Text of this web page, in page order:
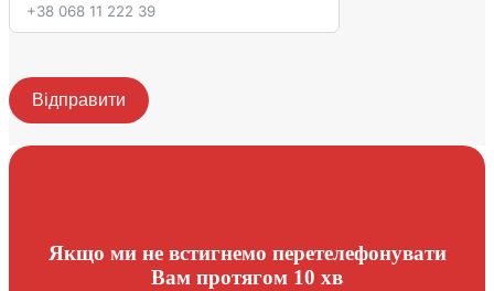
Відправити
Якщо ми не встигнемо перетелефонувати
Вам протягом 10 хв